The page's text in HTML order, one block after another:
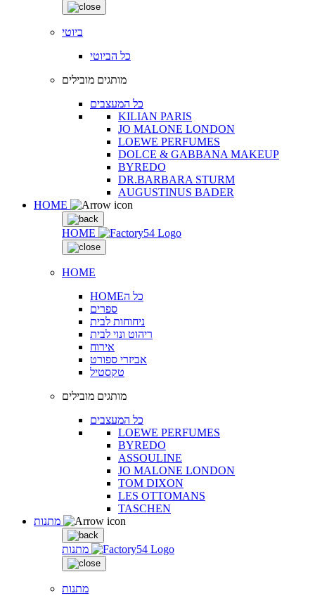
ביוטי
כל הביוטי
מותגים מובילים
כל המעצבים
KILIAN PARIS
JO MALONE LONDON
LOEWE PERFUMES
DOLCE & GABBANA MAKEUP
BYREDO
DR.BARBARA STURM
AUGUSTINUS BADER
HOME
HOME
HOME
HOMEכל ה
ספרים
ניחוחות לבית
ריהוט ונוי לבית
אירוח
אביזרי ספורט
טקסטיל
מותגים מובילים
כל המעצבים
LOEWE PERFUMES
BYREDO
ASSOULINE
JO MALONE LONDON
TOM DIXON
LES OTTOMANS
TASCHEN
מתנות
מתנות